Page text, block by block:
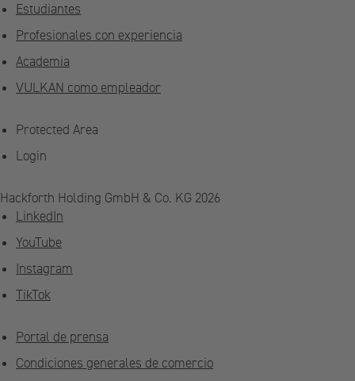
Estudiantes
Profesionales con experiencia
Academia
VULKAN como empleador
Protected Area
Login
Hackforth Holding GmbH & Co. KG 2026
LinkedIn
YouTube
Instagram
TikTok
Portal de prensa
Condiciones generales de comercio